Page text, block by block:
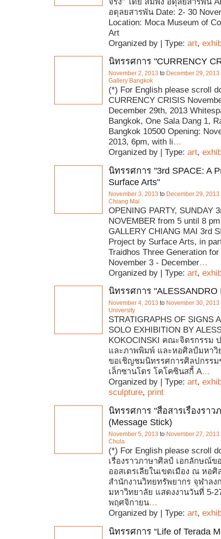
อดุลยสารพัน Date: 2- 30
Location: Moca Museum of
Art
Organized by | Type: art,
นิทรรศการ "CURRENCY
November 2, 2013 to December 29, 2013
Gallery Bangkok
(*) For English please scroll
CURRENCY CRISIS
December 29th, 2013
Bangkok, One Sala Dang 1,
Bangkok 10500 Opening:
2013, 6pm, with li…
Organized by | Type: art,
นิทรรศการ "3rd SPACE: A
Surface Arts"
November 3, 2013 to December 29, 2013
Chiang Mai
OPENING PARTY, SUNDAY
NOVEMBER from 5 until 8
GALLERY CHIANG MAI 3rd
Project by Surface Arts, in
Traidhos Three Generation
November 3 - December…
Organized by | Type: art,
นิทรรศการ "ALESSANDRO
November 4, 2013 to November 30, 2013
University
STRATIGRAPHS OF SIGNS
SOLO EXHIBITION BY
KOKOCINSKI คณะจิตรกรรม
และภาพพิมพ์ และหอศิลป์มหาวิ
ขอเชิญชมนิทรรศการศิลปกรร
เล็กซานโดร โคโคซินสกี้ A…
Organized by | Type: art,
sculpture, print
นิทรรศการ "สื่อสารเรื่องราว
(Message Stick)
November 5, 2013 to November 27, 2013
Chula
(*) For English please scroll
เรื่องราวภาษาศิลป์ เอกลักษณ์ข
ออสเตรเลียในเขตเมือง ณ หอ
สำนักงานวิทยทรัพยากร จุฬาลง
มหาวิทยาลัย แสดงงานวันที่ 5-
พฤศจิกายน…
Organized by | Type: art,
นิทรรศการ “Life of Terada